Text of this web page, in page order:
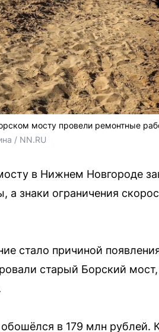
мосту провели ремонтные
/ NN.RU
в Нижнем Новгороде
а знаки ограничения
стало причиной
старый Борский
в 179 млн